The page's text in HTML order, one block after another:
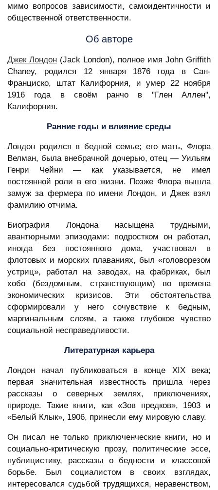
мимо вопросов зависимости, самоидентичности и
общественной ответственности.
Об авторе
Джек Лондон (Jack London), полное имя John Griffith
Chaney, родился 12 января 1876 года в Сан-
Франциско, штат Калифорния, и умер 22 ноября
1916 года в своём ранчо в "Глен Аллен",
Калифорния.
Ранние годы и влияние среды
Лондон родился в бедной семье; его мать, Флора
Велман, была внебрачной дочерью, отец — Уильям
Генри Чейни — как указывается, не имел
постоянной роли в его жизни. Позже Флора вышла
замуж за фермера по имени Лондон, и Джек взял
фамилию отчима.
Биография Лондона насыщена трудными,
авантюрными эпизодами: подростком он работал,
иногда без постоянного дома, участвовал в
флотовых и морских плаваниях, был «головорезом
устриц», работал на заводах, на фабриках, был
хобо (бездомным, странствующим) во времена
экономических кризисов. Эти обстоятельства
сформировали у него сочувствие к бедным,
маргинальным слоям, а также глубокое чувство
социальной несправедливости.
Литературная карьера
Лондон начал публиковаться в конце XIX века;
первая значительная известность пришла через
рассказы о северных землях, приключениях,
природе. Такие книги, как «Зов предков», 1903 и
«Белый Клык», 1906, принесли ему мировую славу.
Он писал не только приключенческие книги, но и
социально-критическую прозу, политические эссе,
публицистику, рассказы о бедности и классовой
борьбе. Был социалистом в своих взглядах,
интересовался судьбой трудящихся, неравенством,